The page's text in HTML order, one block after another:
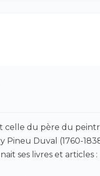
celle du père du
Pineu Duval (1760-
ses livres et articles :